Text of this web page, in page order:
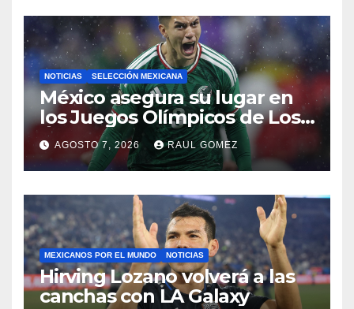
NOTICIAS SELECCIÓN MEXICANA
México asegura su lugar en
los Juegos Olímpicos de Los
Ángeles 2028
AGOSTO 7, 2026 RAUL GOMEZ
MEXICANOS POR EL MUNDO NOTICIAS
Hirving Lozano volverá a las
canchas con LA Galaxy